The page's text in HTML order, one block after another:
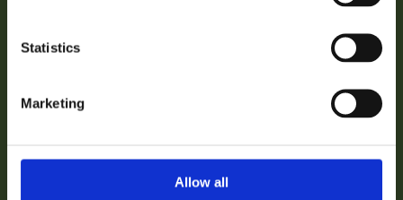
Statistics
Marketing
Allow all
3 scherp geslepen mesjes voor een comfortabele en
snelle
Lubrastrip met gladmakende ingrediënten voor
minder